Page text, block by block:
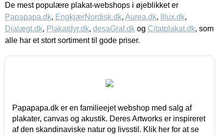
De mest populære plakat-webshops i øjeblikket er
Papapapa.dk, EngkjærNordisk.dk, Aurea.dk, Illux.dk,
Dialægt.dk, Plakatdyr.dk, desaGraf.dk og Citatplakat.dk, som
alle har et stort sortiment til gode priser.
Papapapa.dk er en familieejet webshop med salg af
plakater, canvas og akustik. Deres Artworks er inspireret
af den skandinaviske natur og livsstil. Klik her for at se